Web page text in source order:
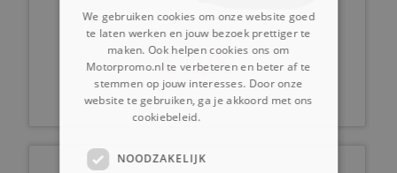
€ 19,99
We gebruiken cookies om onze website goed
te laten werken en jouw bezoek prettiger te
maken. Ook helpen cookies ons om
Motorpromo.nl te verbeteren en beter af te
stemmen op jouw interesses. Door onze
website te gebruiken, ga je akkoord met ons
cookiebeleid.
NOODZAKELIJK